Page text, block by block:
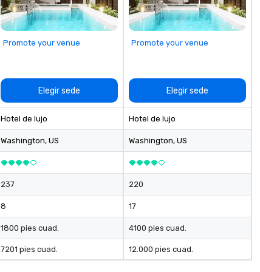
DMCs to deliver smooth, high-
impact events anywhere in the
recognized as a Cvent Top Vendor,
reliable execution.
Promote your venue
Elegir sede
Hotel de lujo
Washington, US
237
8
1800 pies cuad.
7201 pies cuad.
Promote your venue
Elegir sede
Hotel de lujo
Washington, US
220
17
4100 pies cuad.
12.000 pies cuad.